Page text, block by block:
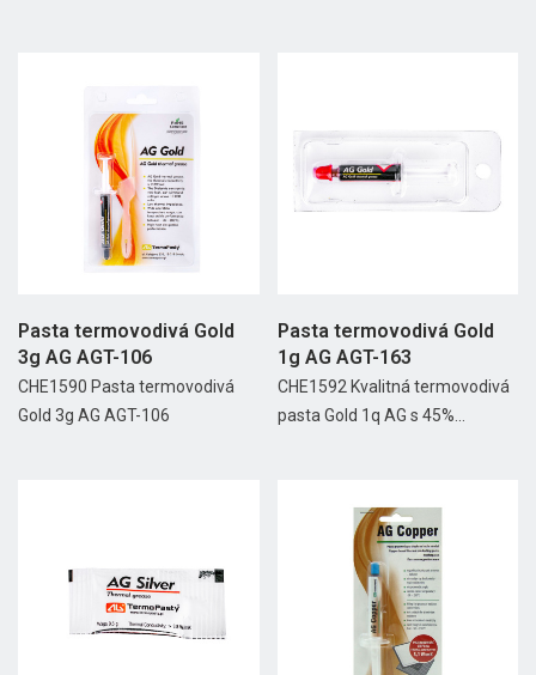
Pasta termovodivá Gold
3g AG AGT-106
CHE1590 Pasta termovodivá
Gold 3g AG AGT-106
Pasta termovodivá Gold
1g AG AGT-163
CHE1592 Kvalitná termovodivá
pasta Gold 1q AG s 45%...